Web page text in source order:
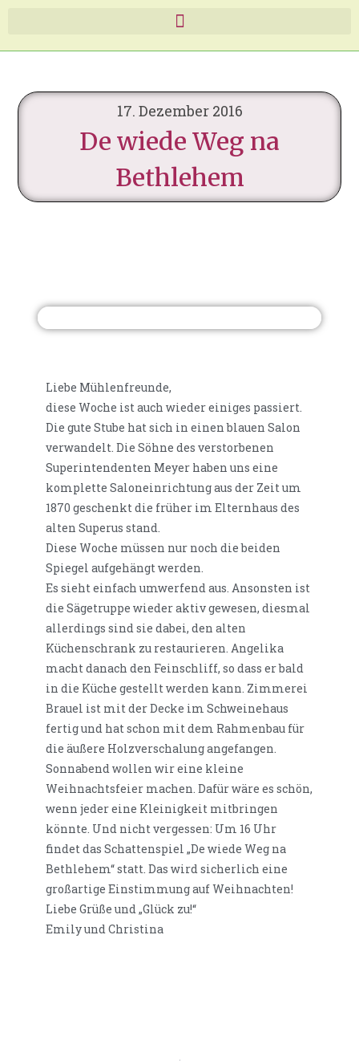
17. Dezember 2016
De wiede Weg na
Bethlehem
Liebe Mühlenfreunde,
diese Woche ist auch wieder einiges passiert.
Die gute Stube hat sich in einen blauen Salon
verwandelt. Die Söhne des verstorbenen
Superintendenten Meyer haben uns eine
komplette Saloneinrichtung aus der Zeit um
1870 geschenkt die früher im Elternhaus des
alten Superus stand.
Diese Woche müssen nur noch die beiden
Spiegel aufgehängt werden.
Es sieht einfach umwerfend aus. Ansonsten ist
die Sägetruppe wieder aktiv gewesen, diesmal
allerdings sind sie dabei, den alten
Küchenschrank zu restaurieren. Angelika
macht danach den Feinschliff, so dass er bald
in die Küche gestellt werden kann. Zimmerei
Brauel ist mit der Decke im Schweinehaus
fertig und hat schon mit dem Rahmenbau für
die äußere Holzverschalung angefangen.
Sonnabend wollen wir eine kleine
Weihnachtsfeier machen. Dafür wäre es schön,
wenn jeder eine Kleinigkeit mitbringen
könnte. Und nicht vergessen: Um 16 Uhr
findet das Schattenspiel „De wiede Weg na
Bethlehem“ statt. Das wird sicherlich eine
großartige Einstimmung auf Weihnachten!
Liebe Grüße und „Glück zu!“
Emily und Christina